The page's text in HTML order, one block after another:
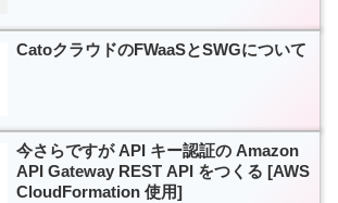
CatoクラウドのFWaaSとSWGについて
今さらですが API キー認証の Amazon
API Gateway REST API をつくる [AWS
CloudFormation 使用]